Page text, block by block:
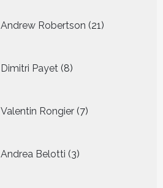
Andrew Robertson 21
producten
Dimitri Payet 8
producten
Valentin Rongier 7
producten
Andrea Belotti 3
producten